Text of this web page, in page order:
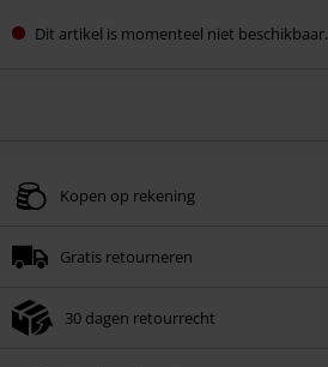
Dit artikel is momenteel niet beschikbaar.
Kopen op rekening
Gratis retourneren
30 dagen retourrecht